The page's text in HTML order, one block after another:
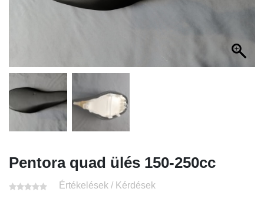
Pentora quad ülés 150-250cc
Értékelések / Kérdések